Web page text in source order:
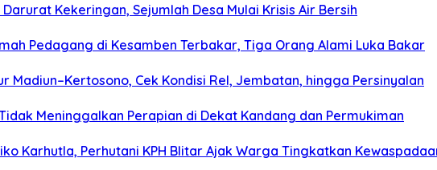
Kekeringan, Sejumlah Desa Mulai Krisis Air Bersih
Pedagang di Kesamben Terbakar, Tiga Orang Alami Luka Bakar
Madiun–Kertosono, Cek Kondisi Rel, Jembatan, hingga Persinyalan
Meninggalkan Perapian di Dekat Kandang dan Permukiman
Karhutla, Perhutani KPH Blitar Ajak Warga Tingkatkan